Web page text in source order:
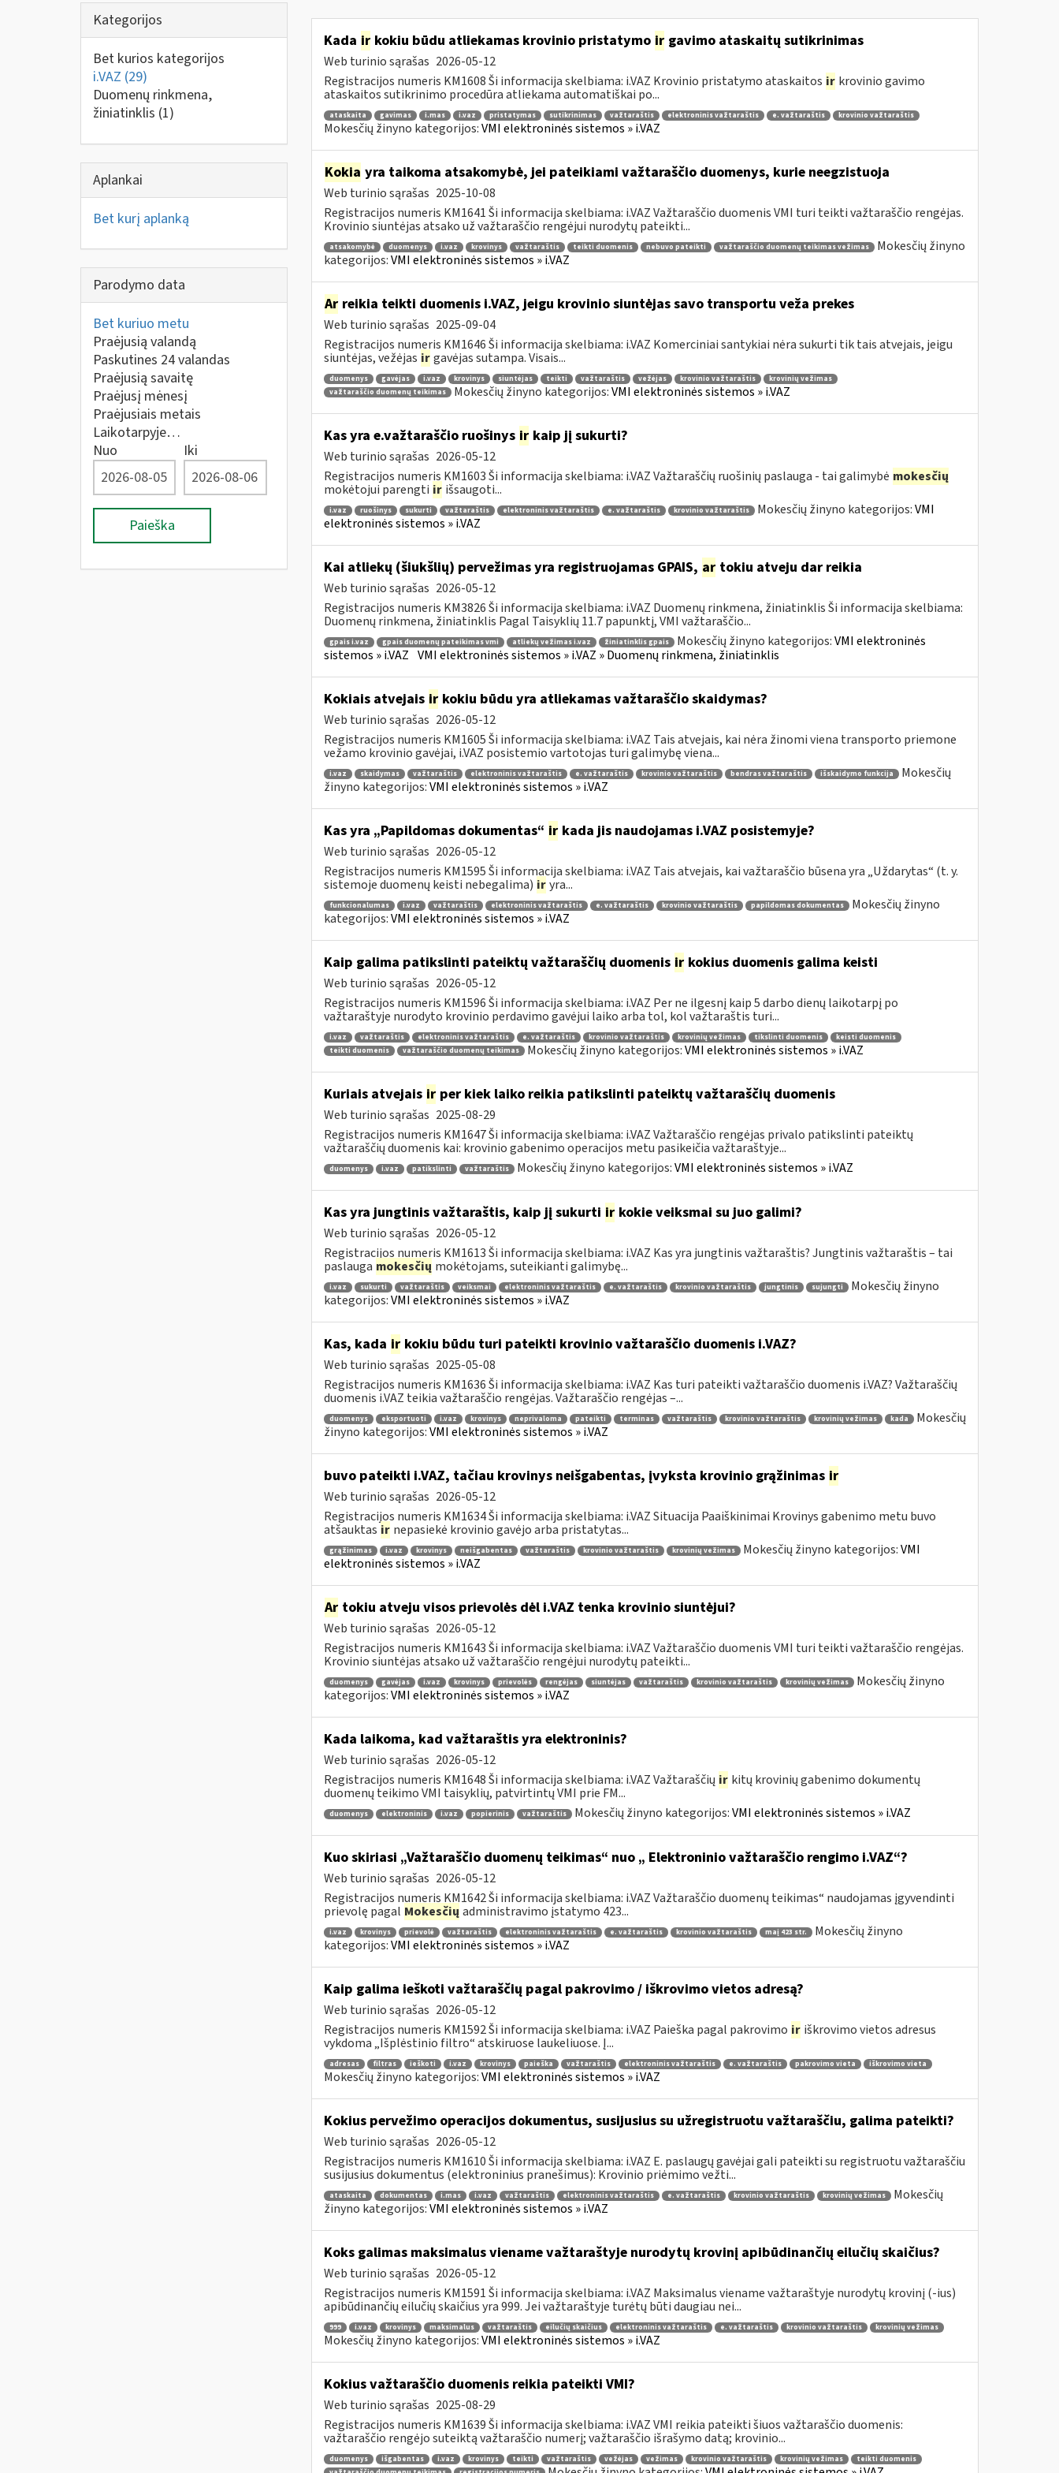
Kategorijos
Bet kurios kategorijos
i.VAZ (29)
Duomenų rinkmena,
žiniatinklis (1)
Aplankai
Bet kurį aplanką
Parodymo data
Bet kuriuo metu
Praėjusią valandą
Paskutines 24 valandas
Praėjusią savaitę
Praėjusį mėnesį
Praėjusiais metais
Laikotarpyje…
Nuo
Iki
Paieška
Kada irkokiu būdu atliekamas krovinio pristatymo irgavimo ataskaitų sutikrinimas
Web turinio sąrašas 2026-05-12
Registracijos numeris KM1608 Ši informacija skelbiama: i.VAZ Krovinio pristatymo ataskaitos ir krovinio gavimo
ataskaitos sutikrinimo procedūra atliekama automatiškai po...
ataskaita gavimas i.mas i.vaz pristatymas sutikrinimas važtaraštis elektroninis važtaraštis e. važtaraštis krovinio važtaraštis
Mokesčių žinyno kategorijos:VMI elektroninės sistemos » i.VAZ
Kokia yra taikoma atsakomybė, jei pateikiami važtaraščio duomenys, kurie neegzistuoja
Web turinio sąrašas 2025-10-08
Registracijos numeris KM1641 Ši informacija skelbiama: i.VAZ Važtaraščio duomenis VMI turi teikti važtaraščio rengėjas.
Krovinio siuntėjas atsako už važtaraščio rengėjui nurodytų pateikti...
atsakomybė duomenys i.vaz krovinys važtaraštis teikti duomenis nebuvo pateikti važtaraščio duomenų teikimas vežimas
Mokesčių žinyno
kategorijos:VMI elektroninės sistemos » i.VAZ
Arreikia teikti duomenis i.VAZ, jeigu krovinio siuntėjas savo transportu veža prekes
Web turinio sąrašas 2025-09-04
Registracijos numeris KM1646 Ši informacija skelbiama: i.VAZ Komerciniai santykiai nėra sukurti tik tais atvejais, jeigu
siuntėjas, vežėjas ir gavėjas sutampa. Visais...
duomenys gavėjas i.vaz krovinys siuntėjas teikti važtaraštis vežėjas krovinio važtaraštis
krovinių vežimas
važtaraščio duomenų teikimas
Mokesčių žinyno kategorijos:VMI elektroninės sistemos » i.VAZ
Kas yra e.važtaraščio ruošinys irkaip jį sukurti?
Web turinio sąrašas 2026-05-12
Registracijos numeris KM1603 Ši informacija skelbiama: i.VAZ Važtaraščių ruošinių paslauga - tai galimybė mokesčių
mokėtojui parengti ir išsaugoti...
i.vaz ruošinys sukurti važtaraštis elektroninis važtaraštis e. važtaraštis krovinio važtaraštis Mokesčių žinyno kategorijos:VMI
elektroninės sistemos » i.VAZ
Kai atliekų (šiukšlių) pervežimas yra registruojamas GPAIS, artokiu atveju dar reikia
Web turinio sąrašas 2026-05-12
Registracijos numeris KM3826 Ši informacija skelbiama: i.VAZ Duomenų rinkmena, žiniatinklis Ši informacija skelbiama:
Duomenų rinkmena, žiniatinklis Pagal Taisyklių 11.7 papunktį, VMI važtaraščio...
gpais i.vaz gpais duomenų pateikimas vmi atliekų vežimas i.vaz žiniatinklis gpais Mokesčių žinyno kategorijos:VMI elektroninės
sistemos » i.VAZ VMI elektroninės sistemos » i.VAZ » Duomenų rinkmena, žiniatinklis
Kokiais atvejais irkokiu būdu yra atliekamas važtaraščio skaidymas?
Web turinio sąrašas 2026-05-12
Registracijos numeris KM1605 Ši informacija skelbiama: i.VAZ Tais atvejais, kai nėra žinomi viena transporto priemone
vežamo krovinio gavėjai, i.VAZ posistemio vartotojas turi galimybę viena...
i.vaz skaidymas važtaraštis elektroninis važtaraštis e. važtaraštis krovinio važtaraštis bendras važtaraštis išskaidymo funkcija
Mokesčių
žinyno kategorijos:VMI elektroninės sistemos » i.VAZ
Kas yra „Papildomas dokumentas“ irkada jis naudojamas i.VAZ posistemyje?
Web turinio sąrašas 2026-05-12
Registracijos numeris KM1595 Ši informacija skelbiama: i.VAZ Tais atvejais, kai važtaraščio būsena yra „Uždarytas“ (t. y.
sistemoje duomenų keisti nebegalima) ir yra...
funkcionalumas i.vaz važtaraštis elektroninis važtaraštis e. važtaraštis krovinio važtaraštis papildomas dokumentas
Mokesčių žinyno
kategorijos:VMI elektroninės sistemos » i.VAZ
Kaip galima patikslinti pateiktų važtaraščių duomenis irkokius duomenis galima keisti
Web turinio sąrašas 2026-05-12
Registracijos numeris KM1596 Ši informacija skelbiama: i.VAZ Per ne ilgesnį kaip 5 darbo dienų laikotarpį po
važtaraštyje nurodyto krovinio perdavimo gavėjui laiko arba tol, kol važtaraštis turi...
i.vaz važtaraštis elektroninis važtaraštis e. važtaraštis krovinio važtaraštis krovinių vežimas tikslinti duomenis
keisti duomenis
teikti duomenis
važtaraščio duomenų teikimas Mokesčių žinyno kategorijos:VMI elektroninės sistemos » i.VAZ
Kuriais atvejais irper kiek laiko reikia patikslinti pateiktų važtaraščių duomenis
Web turinio sąrašas 2025-08-29
Registracijos numeris KM1647 Ši informacija skelbiama: i.VAZ Važtaraščio rengėjas privalo patikslinti pateiktų
važtaraščių duomenis kai: krovinio gabenimo operacijos metu pasikeičia važtaraštyje...
duomenys i.vaz patikslinti važtaraštis Mokesčių žinyno kategorijos:VMI elektroninės sistemos » i.VAZ
Kas yra jungtinis važtaraštis, kaip jį sukurti irkokie veiksmai su juo galimi?
Web turinio sąrašas 2026-05-12
Registracijos numeris KM1613 Ši informacija skelbiama: i.VAZ Kas yra jungtinis važtaraštis? Jungtinis važtaraštis – tai
paslauga mokesčių mokėtojams, suteikianti galimybę...
i.vaz sukurti važtaraštis veiksmai elektroninis važtaraštis e. važtaraštis krovinio važtaraštis jungtinis sujungti
Mokesčių žinyno
kategorijos:VMI elektroninės sistemos » i.VAZ
Kas, kada irkokiu būdu turi pateikti krovinio važtaraščio duomenis i.VAZ?
Web turinio sąrašas 2025-05-08
Registracijos numeris KM1636 Ši informacija skelbiama: i.VAZ Kas turi pateikti važtaraščio duomenis i.VAZ? Važtaraščių
duomenis i.VAZ teikia važtaraščio rengėjas. Važtaraščio rengėjas –...
duomenys eksportuoti i.vaz krovinys neprivaloma pateikti terminas važtaraštis krovinio važtaraštis krovinių vežimas kada
Mokesčių
žinyno kategorijos:VMI elektroninės sistemos » i.VAZ
buvo pateikti i.VAZ, tačiau krovinys neišgabentas, įvyksta krovinio grąžinimas ir
Web turinio sąrašas 2026-05-12
Registracijos numeris KM1634 Ši informacija skelbiama: i.VAZ Situacija Paaiškinimai Krovinys gabenimo metu buvo
atšauktas ir nepasiekė krovinio gavėjo arba pristatytas...
grąžinimas i.vaz krovinys neišgabentas važtaraštis krovinio važtaraštis krovinių vežimas Mokesčių žinyno kategorijos:VMI
elektroninės sistemos » i.VAZ
Artokiu atveju visos prievolės dėl i.VAZ tenka krovinio siuntėjui?
Web turinio sąrašas 2026-05-12
Registracijos numeris KM1643 Ši informacija skelbiama: i.VAZ Važtaraščio duomenis VMI turi teikti važtaraščio rengėjas.
Krovinio siuntėjas atsako už važtaraščio rengėjui nurodytų pateikti...
duomenys gavėjas i.vaz krovinys prievolės rengėjas siuntėjas važtaraštis krovinio važtaraštis krovinių vežimas
Mokesčių žinyno
kategorijos:VMI elektroninės sistemos » i.VAZ
Kada laikoma, kad važtaraštis yra elektroninis?
Web turinio sąrašas 2026-05-12
Registracijos numeris KM1648 Ši informacija skelbiama: i.VAZ Važtaraščių ir kitų krovinių gabenimo dokumentų
duomenų teikimo VMI taisyklių, patvirtintų VMI prie FM...
duomenys elektroninis i.vaz popierinis važtaraštis Mokesčių žinyno kategorijos:VMI elektroninės sistemos » i.VAZ
Kuo skiriasi „Važtaraščio duomenų teikimas“ nuo „ Elektroninio važtaraščio rengimo i.VAZ“?
Web turinio sąrašas 2026-05-12
Registracijos numeris KM1642 Ši informacija skelbiama: i.VAZ Važtaraščio duomenų teikimas“ naudojamas įgyvendinti
prievolę pagal Mokesčių administravimo įstatymo 423...
i.vaz krovinys prievolė važtaraštis elektroninis važtaraštis e. važtaraštis krovinio važtaraštis maį 423 str.
Mokesčių žinyno
kategorijos:VMI elektroninės sistemos » i.VAZ
Kaip galima ieškoti važtaraščių pagal pakrovimo / iškrovimo vietos adresą?
Web turinio sąrašas 2026-05-12
Registracijos numeris KM1592 Ši informacija skelbiama: i.VAZ Paieška pagal pakrovimo ir iškrovimo vietos adresus
vykdoma „Išplėstinio filtro“ atskiruose laukeliuose. Į...
adresas filtras ieškoti i.vaz krovinys paieška važtaraštis elektroninis važtaraštis e. važtaraštis pakrovimo vieta iškrovimo vieta
Mokesčių žinyno kategorijos:VMI elektroninės sistemos » i.VAZ
Kokius pervežimo operacijos dokumentus, susijusius su užregistruotu važtaraščiu, galima pateikti?
Web turinio sąrašas 2026-05-12
Registracijos numeris KM1610 Ši informacija skelbiama: i.VAZ E. paslaugų gavėjai gali pateikti su registruotu važtaraščiu
susijusius dokumentus (elektroninius pranešimus): Krovinio priėmimo vežti...
ataskaita dokumentas i.mas i.vaz važtaraštis elektroninis važtaraštis e. važtaraštis krovinio važtaraštis krovinių vežimas
Mokesčių
žinyno kategorijos:VMI elektroninės sistemos » i.VAZ
Koks galimas maksimalus viename važtaraštyje nurodytų krovinį apibūdinančių eilučių skaičius?
Web turinio sąrašas 2026-05-12
Registracijos numeris KM1591 Ši informacija skelbiama: i.VAZ Maksimalus viename važtaraštyje nurodytų krovinį (-ius)
apibūdinančių eilučių skaičius yra 999. Jei važtaraštyje turėtų būti daugiau nei...
999 i.vaz krovinys maksimalus važtaraštis eilučių skaičius elektroninis važtaraštis e. važtaraštis krovinio važtaraštis krovinių vežimas
Mokesčių žinyno kategorijos:VMI elektroninės sistemos » i.VAZ
Kokius važtaraščio duomenis reikia pateikti VMI?
Web turinio sąrašas 2025-08-29
Registracijos numeris KM1639 Ši informacija skelbiama: i.VAZ VMI reikia pateikti šiuos važtaraščio duomenis:
važtaraščio rengėjo suteiktą važtaraščio numerį; važtaraščio išrašymo datą; krovinio...
duomenys išgabentas i.vaz krovinys teikti važtaraštis vežėjas vežimas krovinio važtaraštis krovinių vežimas
teikti duomenis